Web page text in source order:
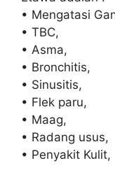
• Mengatasi
• TBC,
• Asma,
• Bronchitis,
• Sinusitis,
• Flek paru,
• Maag,
• Radang usus,
• Penyakit Kulit,